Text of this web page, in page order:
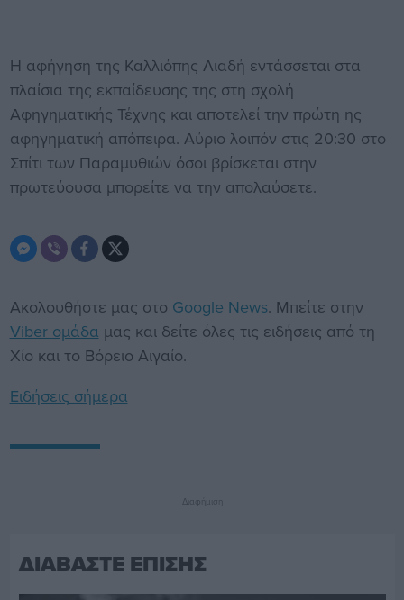
Η αφήγηση της Καλλιόπης Λιαδή εντάσσεται στα
πλαίσια της εκπαίδευσης της στη σχολή
Αφηγηματικής Τέχνης και αποτελεί την πρώτη ης
αφηγηματική απόπειρα. Αύριο λοιπόν στις 20:30 στο
Σπίτι των Παραμυθιών όσοι βρίσκεται στην
πρωτεύουσα μπορείτε να την απολαύσετε.
Ακολουθήστε μας στο Google News. Μπείτε στην
Viber ομάδα μας και δείτε όλες τις ειδήσεις από τη
Χίο και το Βόρειο Αιγαίο.
Ειδήσεις σήμερα
Διαφήμιση
ΔΙΑΒΑΣΤΕ ΕΠΙΣΗΣ